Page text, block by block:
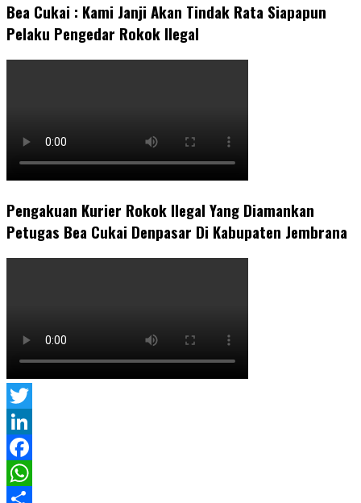
Bea Cukai : Kami Janji Akan Tindak Rata Siapapun
Pelaku Pengedar Rokok Ilegal
Pengakuan Kurier Rokok Ilegal Yang Diamankan
Petugas Bea Cukai Denpasar Di Kabupaten Jembrana
Twitter
LinkedIn
Facebook
WhatsApp